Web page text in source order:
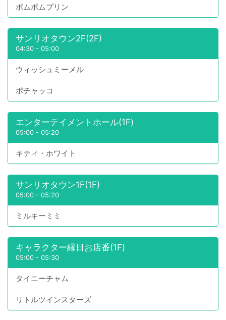
ポムポムプリン
サンリオタウン2F(2F)
04:30 - 05:00
ウィッシュミーメル
ポチャッコ
エンターテイメントホール(1F)
05:00 - 05:20
キティ・ホワイト
サンリオタウン1F(1F)
05:00 - 05:20
ミルキーミミ
キャラクター縁日お店番(1F)
05:00 - 05:30
タイニーチャム
リトルツインスターズ